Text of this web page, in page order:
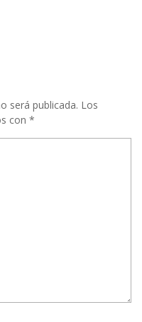
será publicada. Los
con *